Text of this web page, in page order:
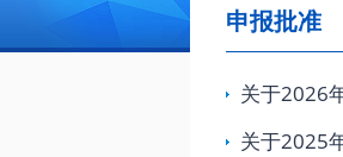
申报批准
关于2026
关于2025